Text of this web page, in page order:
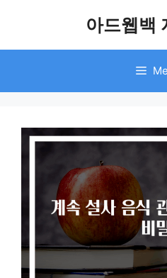
아드웹백